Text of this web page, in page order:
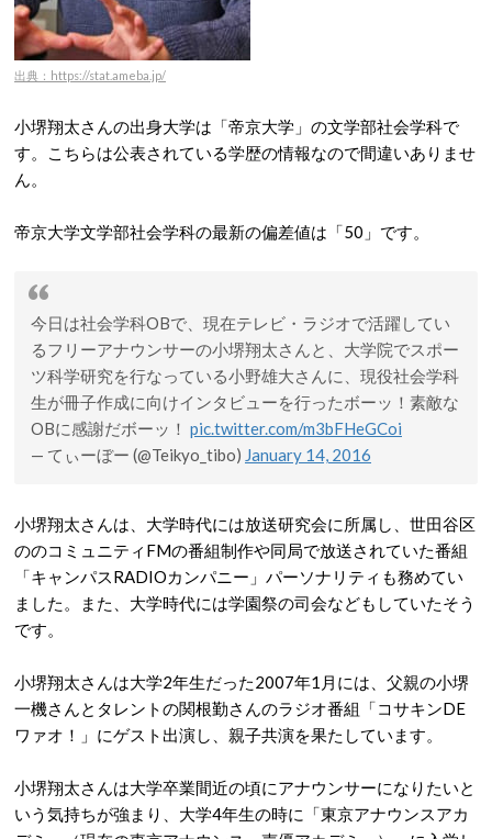
出典：https://stat.ameba.jp/
小堺翔太さんの出身大学は「帝京大学」の文学部社会学科で
す。こちらは公表されている学歴の情報なので間違いありませ
ん。
帝京大学文学部社会学科の最新の偏差値は「50」です。
今日は社会学科OBで、現在テレビ・ラジオで活躍してい
るフリーアナウンサーの小堺翔太さんと、大学院でスポー
ツ科学研究を行なっている小野雄大さんに、現役社会学科
生が冊子作成に向けインタビューを行ったボーッ！素敵な
OBに感謝だボーッ！ pic.twitter.com/m3bFHeGCoi
— てぃーぼー (@Teikyo_tibo) January 14, 2016
小堺翔太さんは、大学時代には放送研究会に所属し、世田谷区
ののコミュニティFMの番組制作や同局で放送されていた番組
「キャンパスRADIOカンパニー」パーソナリティも務めてい
ました。また、大学時代には学園祭の司会などもしていたそう
です。
小堺翔太さんは大学2年生だった2007年1月には、父親の小堺
一機さんとタレントの関根勤さんのラジオ番組「コサキンDE
ワァオ！」にゲスト出演し、親子共演を果たしています。
小堺翔太さんは大学卒業間近の頃にアナウンサーになりたいと
いう気持ちが強まり、大学4年生の時に「東京アナウンスアカ